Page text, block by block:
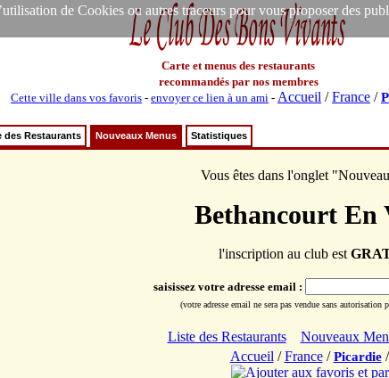
de Cookies ou autres traceurs pour vous proposer des
Carte et menus des restaurants
recommandés par nos membres
Cette ville dans vos favoris - envoyer ce lien à un ami - Accueil /France /
des Restaurants Nouveaux Menus Statistiques
Vous êtes dans l'onglet
Bethancourt En
l'inscription au club est
saisissez votre adresse email :
(votre adresse email ne sera pas vendue sans autorisation
Liste des Restaurants Nouveaux
Accueil /France/Picardie/